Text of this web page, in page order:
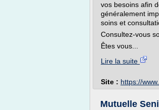
vos besoins afin
généralement
soins et
Consultez-vous
Êtes vous...
Lire la suite
Site : https://
Mutuelle